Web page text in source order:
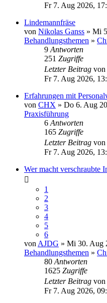
Fr 7. Aug 2026,
Lindemannfräse
von Nikolas Ganss » Mi
Behandlungsthemen »
9 Antworten
251 Zugriffe
Letzter Beitrag von
Fr 7. Aug 2026,
Erfahrungen mit
von CHX » Do 6. Aug
Praxisführung
6 Antworten
165 Zugriffe
Letzter Beitrag von
Fr 7. Aug 2026,
Wer macht verschraubte
1
2
3
4
5
6
von AJDG » Mi 30. Aug
Behandlungsthemen »
80 Antworten
1625 Zugriffe
Letzter Beitrag von
Fr 7. Aug 2026,